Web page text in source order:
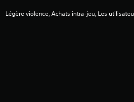
Légère violence, Achats intra-jeu, Les